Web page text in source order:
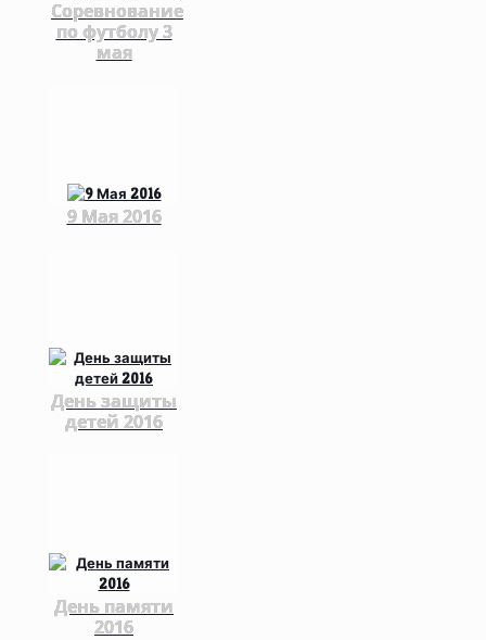
Соревнование
по футболу 3
мая
9 Мая 2016
День защиты
детей 2016
День памяти
2016